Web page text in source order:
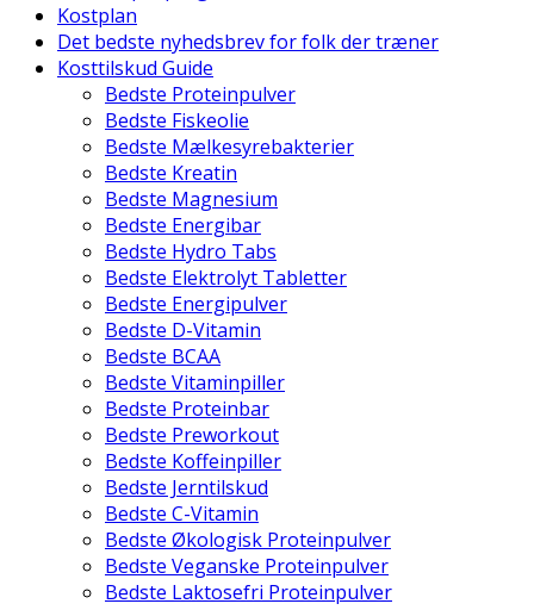
Kostplan
Det bedste nyhedsbrev for folk der træner
Kosttilskud Guide
Bedste Proteinpulver
Bedste Fiskeolie
Bedste Mælkesyrebakterier
Bedste Kreatin
Bedste Magnesium
Bedste Energibar
Bedste Hydro Tabs
Bedste Elektrolyt Tabletter
Bedste Energipulver
Bedste D-Vitamin
Bedste BCAA
Bedste Vitaminpiller
Bedste Proteinbar
Bedste Preworkout
Bedste Koffeinpiller
Bedste Jerntilskud
Bedste C-Vitamin
Bedste Økologisk Proteinpulver
Bedste Veganske Proteinpulver
Bedste Laktosefri Proteinpulver